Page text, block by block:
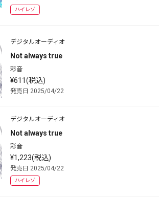
ハイレゾ
デジタルオーディオ
Not always true
彩音
¥611(税込)
発売日 2025/04/22
デジタルオーディオ
Not always true
彩音
¥1,223(税込)
発売日 2025/04/22
ハイレゾ